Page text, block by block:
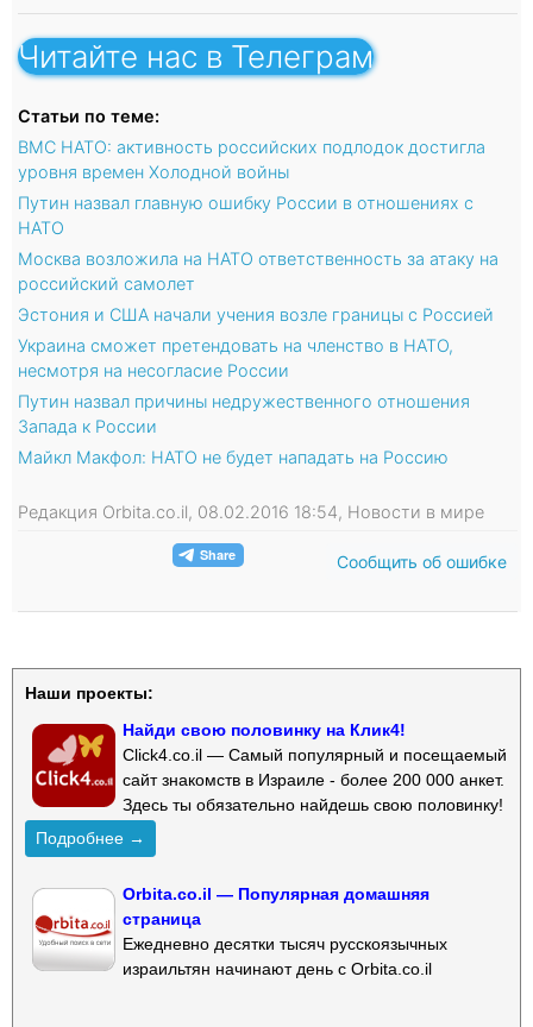
Читайте нас в Телеграм
Статьи по теме:
ВМС НАТО: активность российских подлодок достигла
уровня времен Холодной войны
Путин назвал главную ошибку России в отношениях с
НАТО
Москва возложила на НАТО ответственность за атаку на
российский самолет
Эстония и США начали учения возле границы с Россией
Украина сможет претендовать на членство в НАТО,
несмотря на несогласие России
Путин назвал причины недружественного отношения
Запада к России
Майкл Макфол: НАТО не будет нападать на Россию
Редакция Orbita.co.il, 08.02.2016 18:54, Новости в мире
Сообщить об ошибке
Наши проекты:
Найди свою половинку на Клик4!
Click4.co.il — Самый популярный и посещаемый
сайт знакомств в Израиле - более 200 000 анкет.
Здесь ты обязательно найдешь свою половинку!
Подробнее →
Orbita.co.il — Популярная домашняя
страница
Ежедневно десятки тысяч русскоязычных
израильтян начинают день с Orbita.co.il